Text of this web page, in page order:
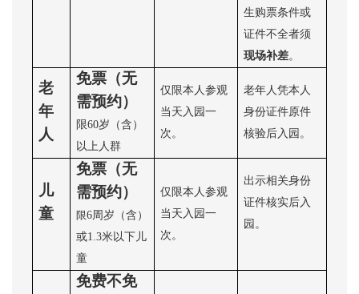
生购票条件或
证件不全者须
现场补差。
老
年
人
免票（无
需预约）
限60岁（含）
以上人群
仅限本人参观
当天入园一
次。
老年人凭本人
身份证件原件
核验后入园。
儿
童
免票（无
需预约）
限6周岁（含）
或1.3米以下儿
童
仅限本人参观
当天入园一
次。
出示相关身份
证件核实后入
园。
免费不免